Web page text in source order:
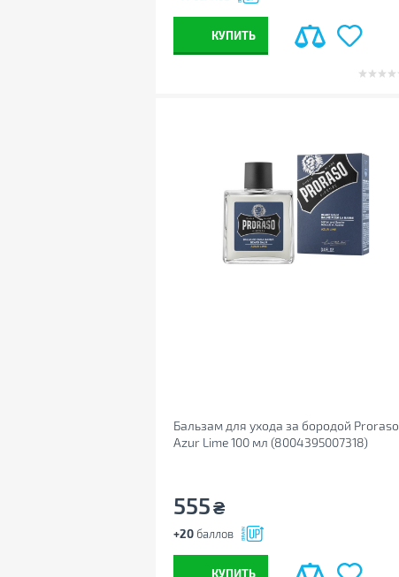
КУПИТЬ
Бальзам для ухода за бородой Proraso
Azur Lime 100 мл (8004395007318)
555₴
+20 баллов
КУПИТЬ